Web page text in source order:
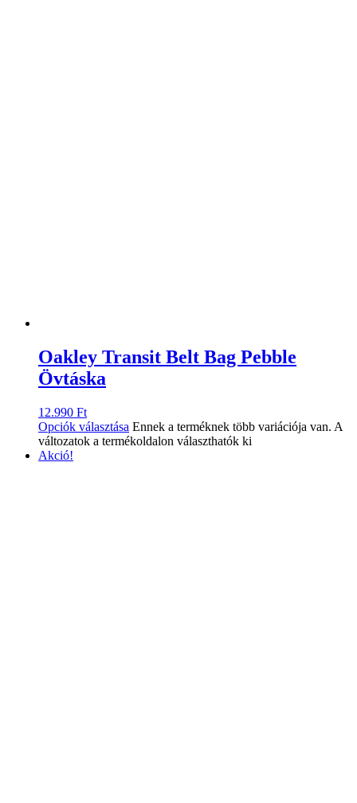
Oakley Transit Belt Bag Pebble
Övtáska
12.990 Ft
Opciók választása Ennek a terméknek több variációja van. A
változatok a termékoldalon választhatók ki
Akció!